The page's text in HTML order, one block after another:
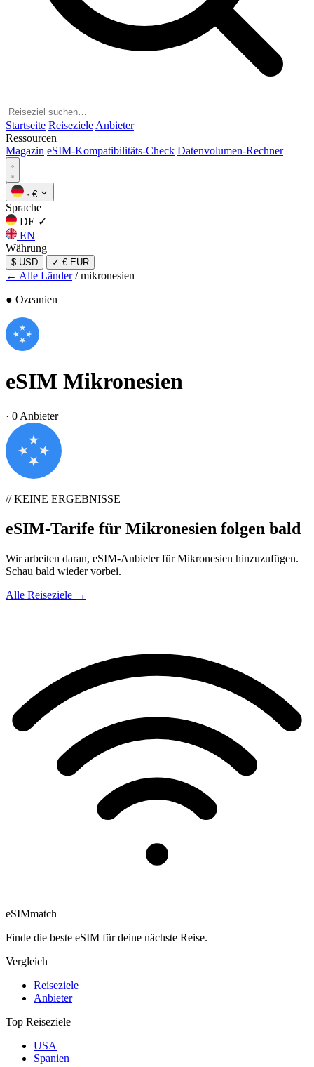
Startseite Reiseziele Anbieter
Ressourcen
Magazin eSIM-Kompatibilitäts-Check Datenvolumen-Rechner
· €
Sprache
DE ✓
EN
Währung
$ USD ✓ € EUR
← Alle Länder / mikronesien
● Ozeanien
eSIM Mikronesien
· 0 Anbieter
// KEINE ERGEBNISSE
eSIM-Tarife für Mikronesien folgen bald
Wir arbeiten daran, eSIM-Anbieter für Mikronesien hinzuzufügen.
Schau bald wieder vorbei.
Alle Reiseziele →
eSIMmatch
Finde die beste eSIM für deine nächste Reise.
Vergleich
Reiseziele
Anbieter
Top Reiseziele
USA
Spanien